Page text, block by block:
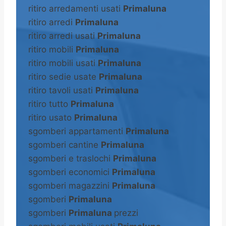
ritiro arredamenti usati Primaluna
ritiro arredi Primaluna
ritiro arredi usati Primaluna
ritiro mobili Primaluna
ritiro mobili usati Primaluna
ritiro sedie usate Primaluna
ritiro tavoli usati Primaluna
ritiro tutto Primaluna
ritiro usato Primaluna
sgomberi appartamenti Primaluna
sgomberi cantine Primaluna
sgomberi e traslochi Primaluna
sgomberi economici Primaluna
sgomberi magazzini Primaluna
sgomberi Primaluna
sgomberi Primaluna prezzi